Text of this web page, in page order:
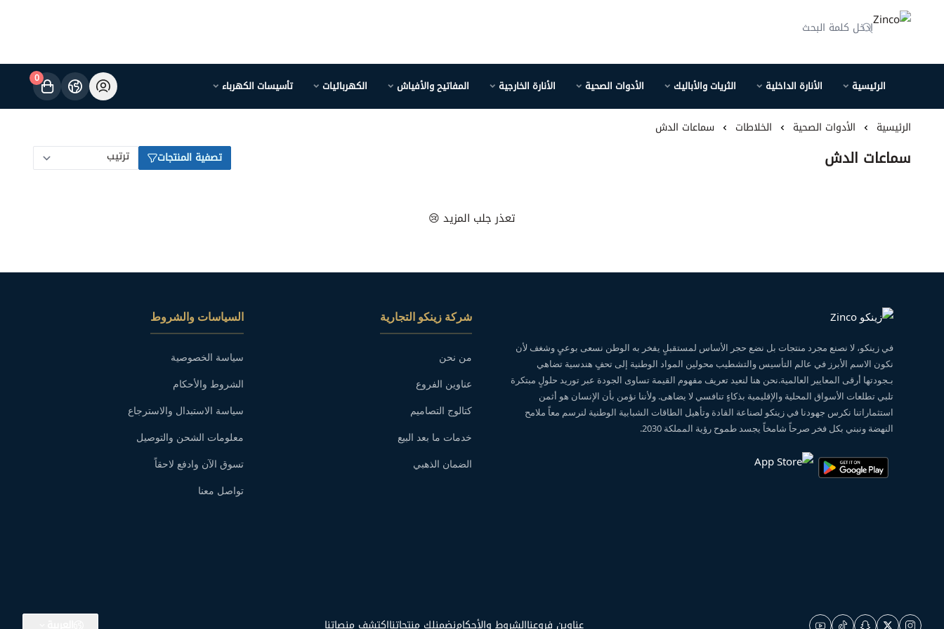
الرئيسية الأنارة الداخلية الثريات والأباليك الأدوات الصحية الأنارة الخارجية المفاتيح والأفياش الكهربائيات تأسيسات الكهرباء 0
الرئيسية الأدوات الصحية الخلاطات سماعات الدش
سماعات الدش تصفية المنتجات
تعذر جلب المزيد 😢
في زينكو، لا نصنع مجرد منتجات بل نضع حجر الأساس لمستقبلٍ يفخر به الوطن نسعى بوعيٍ وشغف لأن
نكون الاسم الأبرز في عالم التأسيس والتشطيب محولين المواد الوطنية إلى تحفٍ هندسية تضاهي
بـجودتها أرقى المعايير العالمية.نحن هنا لنعيد تعريف مفهوم القيمة تساوى الجودة عبر توريد حلولٍ مبتكرة
تلبي تطلعات الأسواق المحلية والإقليمية بذكاءٍ تنافسي لا يضاهى. ولأننا نؤمن بأن الإنسان هو أثمن
استثماراتنا نكرس جهودنا في زينكو لصناعة القادة وتأهيل الطاقات الشبابية الوطنية لنرسم معاً ملامح
النهضة ونبني بكل فخر صرحاً شامخاً يجسد طموح رؤية المملكة 2030.
شركة زينكو التجارية
من نحن
عناوين الفروع
كتالوج التصاميم
خدمات ما بعد البيع
الضمان الذهبي
السياسات والشروط
سياسة الخصوصية
الشروط والأحكام
سياسة الاستبدال والاسترجاع
معلومات الشحن والتوصيل
تسوق الآن وادفع لاحقاً
تواصل معنا
عناوين فروعناالشروط والأحكامنضمنلك منتجاتنااكتشف منصاتنا